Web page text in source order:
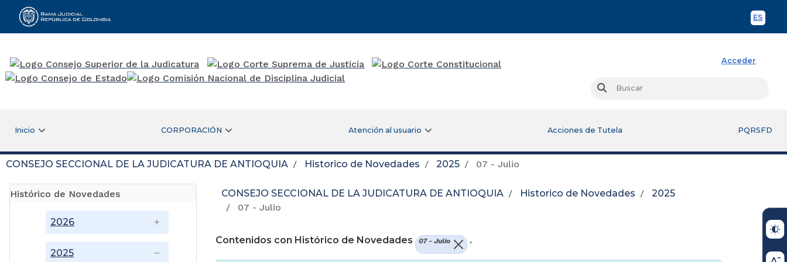
ES
Rama Judicial
Acceder
Buscar
Inicio CORPORACIÓN Atención al usuario Acciones de Tutela PQRSFD
CONSEJO SECCIONAL DE LA JUDICATURA DE ANTIOQUIA Historico de Novedades 2025 07 - Julio
Histórico de Novedades
2025
2026
CONSEJO SECCIONAL DE LA JUDICATURA DE ANTIOQUIA Historico de Novedades
2025
07 - Julio
Contenidos con Histórico de Novedades 07 - Julio .